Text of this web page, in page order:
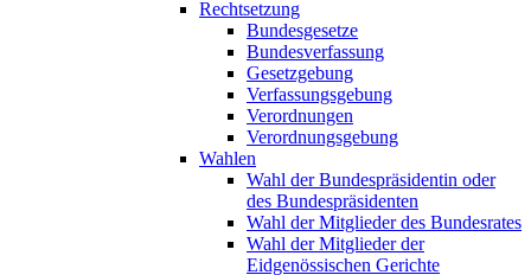
Rechtsetzung
Bundesgesetze
Bundesverfassung
Gesetzgebung
Verfassungsgebung
Verordnungen
Verordnungsgebung
Wahlen
Wahl der Bundespräsidentin oder
des Bundespräsidenten
Wahl der Mitglieder des Bundesrates
Wahl der Mitglieder der
Eidgenössischen Gerichte